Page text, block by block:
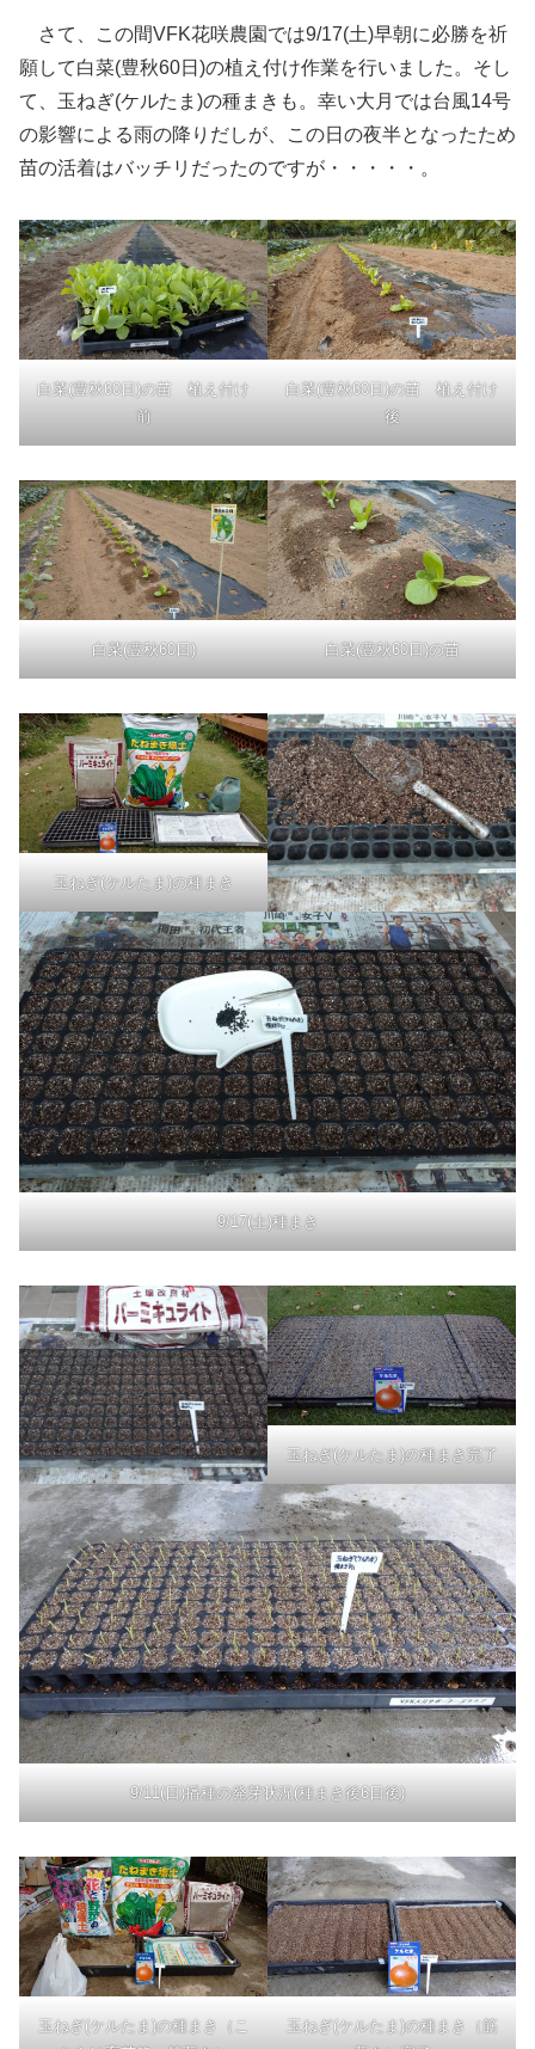
さて、この間VFK花咲農園では9/17(土)早朝に必勝を祈
願して白菜(豊秋60日)の植え付け作業を行いました。そし
て、玉ねぎ(ケルたま)の種まきも。幸い大月では台風14号
の影響による雨の降りだしが、この日の夜半となったため
苗の活着はバッチリだったのですが・・・・・。
白菜(豊秋60日)の苗 植え付け
前
白菜(豊秋60日)の苗 植え付け
後
白菜(豊秋60日) 白菜(豊秋60日)の苗
玉ねぎ(ケルたま)の種まき
9/17(土)種まき
玉ねぎ(ケルたま)の種まき完了
9/11(日)播種の発芽状況(種まき後6日後)
玉ねぎ(ケルたま)の種まき（こ
玉ねぎ(ケルたま)の種まき（筋